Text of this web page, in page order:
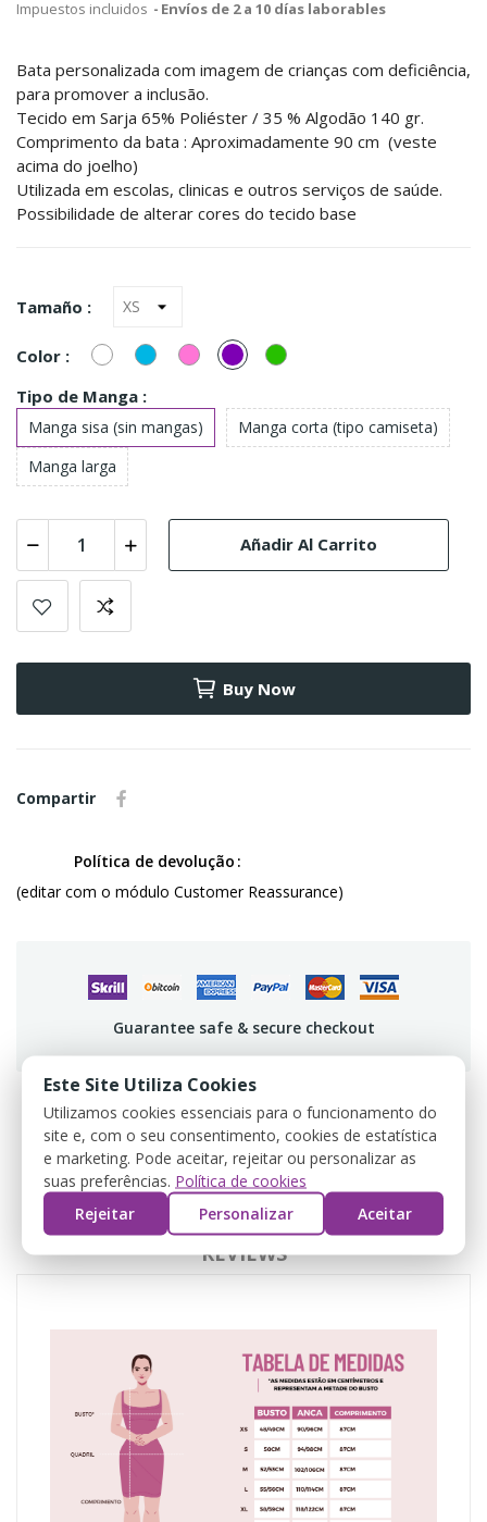
Impuestos incluidos Envíos de 2 a 10 días laborables
Bata personalizada com imagem de crianças com deficiência,
para promover a inclusão.
Tecido em Sarja 65% Poliéster / 35 % Algodão 140 gr.
Comprimento da bata : Aproximadamente 90 cm (veste
acima do joelho)
Utilizada em escolas, clinicas e outros serviços de saúde.
Possibilidade de alterar cores do tecido base
Tamaño :
Color : BlancoTurquesa
(Azul)
Rosa ROXO
(92531)
verde
Tipo de Manga :
Manga sisa (sin mangas)
Manga corta (tipo camiseta)
Manga larga
Añadir Al Carrito
Buy Now
Compartir
Política de devolução
(editar com o módulo Customer Reassurance)
Guarantee safe & secure checkout
DESCRIPCIÓN
DETALLES DEL PRODUCTO
REVIEWS
Este Site Utiliza Cookies
Utilizamos cookies essenciais para o funcionamento do
site e, com o seu consentimento, cookies de estatística
e marketing. Pode aceitar, rejeitar ou personalizar as
suas preferências. Política de cookies
Rejeitar
Personalizar Aceitar